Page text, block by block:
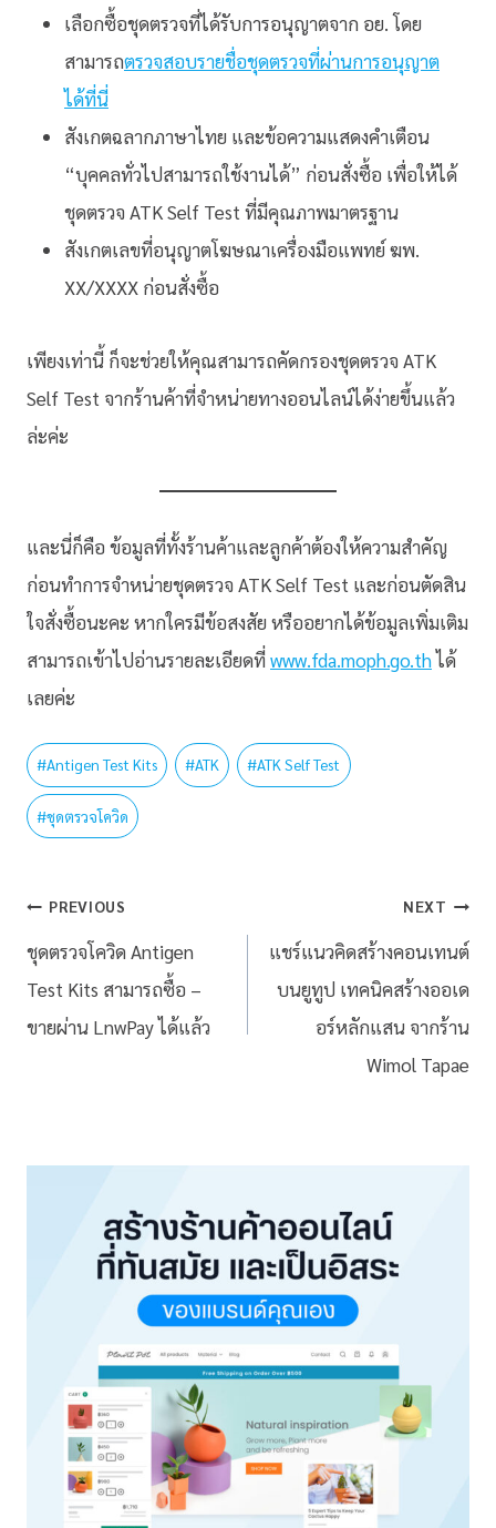
เลือกซื้อชุดตรวจที่ได้รับการอนุญาตจาก อย. โดย
สามารถตรวจสอบรายชื่อชุดตรวจที่ผ่านการอนุญาต
ได้ที่นี่
สังเกตฉลากภาษาไทย และข้อความแสดงคำเตือน
“บุคคลทั่วไปสามารถใช้งานได้” ก่อนสั่งซื้อ เพื่อให้ได้
ชุดตรวจ ATK Self Test ที่มีคุณภาพมาตรฐาน
สังเกตเลขที่อนุญาตโฆษณาเครื่องมือแพทย์ ฆพ.
XX/XXXX ก่อนสั่งซื้อ
เพียงเท่านี้ ก็จะช่วยให้คุณสามารถคัดกรองชุดตรวจ ATK
Self Test จากร้านค้าที่จำหน่ายทางออนไลน์ได้ง่ายขึ้นแล้ว
ล่ะค่ะ
และนี่ก็คือ ข้อมูลที่ทั้งร้านค้าและลูกค้าต้องให้ความสำคัญ
ก่อนทำการจำหน่ายชุดตรวจ ATK Self Test และก่อนตัดสิน
ใจสั่งซื้อนะคะ หากใครมีข้อสงสัย หรืออยากได้ข้อมูลเพิ่มเติม
สามารถเข้าไปอ่านรายละเอียดที่www.fda.moph.go.thได้
เลยค่ะ
#Antigen Test Kits #ATK #ATK Self Test
#ชุดตรวจโควิด
PREVIOUS
ชุดตรวจโควิด Antigen
Test Kits สามารถซื้อ –
ขายผ่าน LnwPay ได้แล้ว
NEXT
แชร์แนวคิดสร้างคอนเทนต์
บนยูทูป เทคนิคสร้างออเด
อร์หลักแสน จากร้าน
Wimol Tapae